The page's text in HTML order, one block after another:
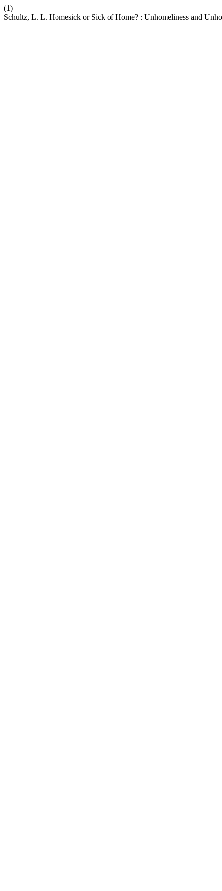
(1)
Schultz, L. L. Homesick or Sick of Home? : Unhomeliness and